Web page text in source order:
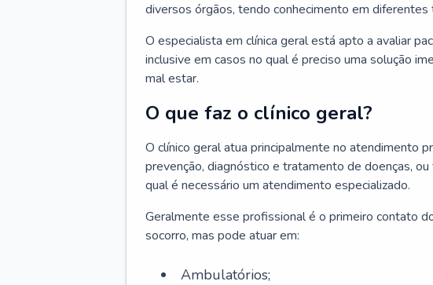
diversos órgãos, tendo conhecimento em
O especialista em clínica geral está apto a avaliar
inclusive em casos no qual é preciso uma solução
mal estar.
O que faz o clínico geral?
O clínico geral atua principalmente no atendimento
prevenção, diagnóstico e tratamento de doenças,
qual é necessário um atendimento especializado.
Geralmente esse profissional é o primeiro contato
socorro, mas pode atuar em:
Ambulatórios;